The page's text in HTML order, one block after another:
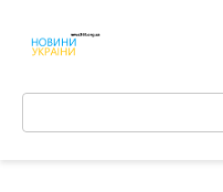
контенту
Поиск: